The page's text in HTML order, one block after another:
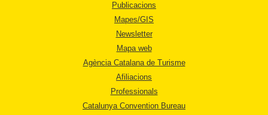
Publicacions
Mapes/GIS
Newsletter
Mapa web
Agència Catalana de Turisme
Afiliacions
Professionals
Catalunya Convention Bureau